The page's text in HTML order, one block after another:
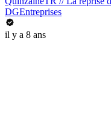
DGEntreprises
il y a 8 ans